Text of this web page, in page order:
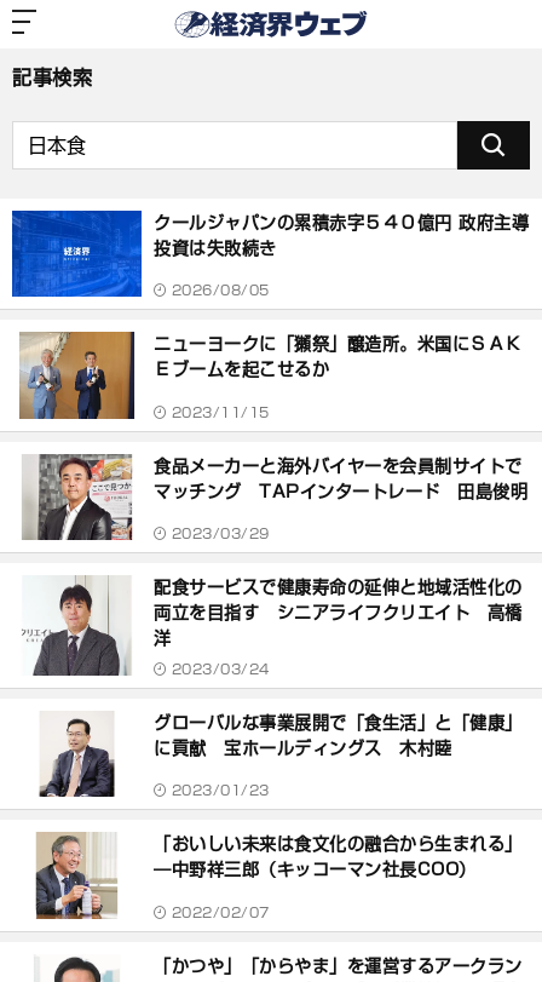
「日本食」の検索結果
記事検索
クールジャパンの累積赤字５４０億円 政府主導
投資は失敗続き
2026/08/05
ニューヨークに「獺祭」醸造所。米国にＳＡＫ
Ｅブームを起こせるか
2023/11/15
食品メーカーと海外バイヤーを会員制サイトで
マッチング TAPインタートレード 田島俊明
2023/03/29
配食サービスで健康寿命の延伸と地域活性化の
両立を目指す シニアライフクリエイト 高橋
洋
2023/03/24
グローバルな事業展開で「食生活」と「健康」
に貢献 宝ホールディングス 木村睦
2023/01/23
「おいしい未来は食文化の融合から生まれる」
―中野祥三郎（キッコーマン社長COO）
2022/02/07
「かつや」「からやま」を運営するアークラン